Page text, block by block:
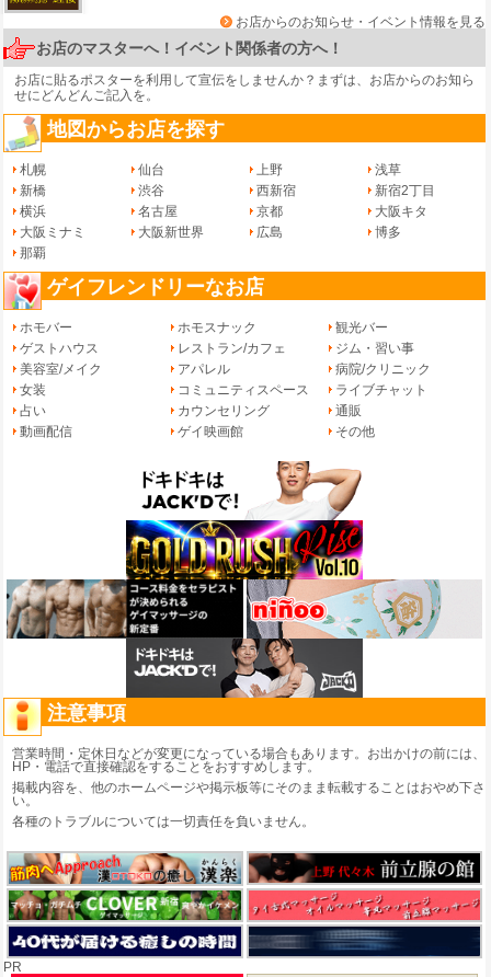
お店からのお知らせ・イベント情報を見る
お店のマスターへ！イベント関係者の方へ！
お店に貼るポスターを利用して宣伝をしませんか？まずは、 お店からのお知ら
せにどんどんご記入を。
地図からお店を探す
札幌 仙台 上野
浅草
新橋
渋谷 西新宿
新宿2丁目
横浜
名古屋 京都
大阪キタ
大阪ミナミ
大阪新世界 広島
博多
那覇
ゲイフレンドリーなお店
ホモバー ホモスナック
観光バー
ゲストハウス
レストラン/カフェ
ジム・習い事
美容室/メイク
アパレル
病院/クリニック
女装
コミュニティスペース
ライブチャット
占い
カウンセリング
通販
動画配信
ゲイ映画館 その他
注意事項
営業時間・定休日などが変更になっている場合もあります。お出かけの前には、
HP・電話で直接確認をすることをおすすめします。
掲載内容を、他のホームページや掲示板等にそのまま転載することはおやめ下さ
い。
各種のトラブルについては一切責任を負いません。
PR